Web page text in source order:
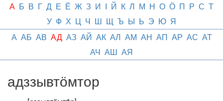
А Б В Г Д Е Ё Ж З И І Й К Л М Н О Ӧ П Р С Т
У Ф Х Ц Ч Ш Щ Ъ Ы Ь Э Ю Я
А АБ АВ АД АЗ АЙ АК АЛ АМ АН АП АР АС АТ
АЧ АШ АЯ
адззывтӧмтор